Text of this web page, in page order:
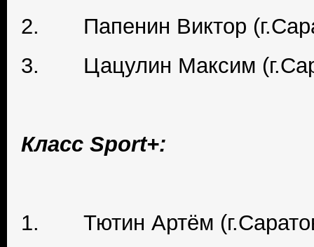
2. Папенин Виктор
3. Цацулин Максим
Класс Sport+:
1. Тютин Артём